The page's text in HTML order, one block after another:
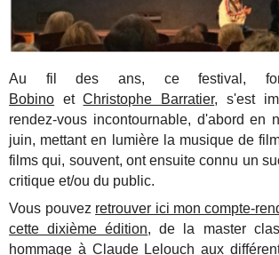
Au fil des ans, ce festival,
Bobino etChristophe Barratier, s'est
rendez-vous incontournable, d'abord en
juin, mettant en lumière la musique de
films qui, souvent, ont ensuite connu un
critique et/ou du public.
Vous pouvez retrouver ici mon compte-
cette dixième édition, de la master
hommage à Claude Lelouch aux